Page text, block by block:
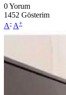
0Yorum
1452 Gösterim
A- A+